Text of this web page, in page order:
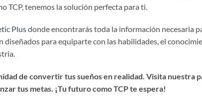
TCP, tenemos la solución perfecta para ti.
Plusdonde encontrarás toda la información necesaria
diseñados para equiparte con las habilidades, el
de convertir tus sueños en realidad. Visita nuestra
tus metas. ¡Tu futuro como TCP te espera!